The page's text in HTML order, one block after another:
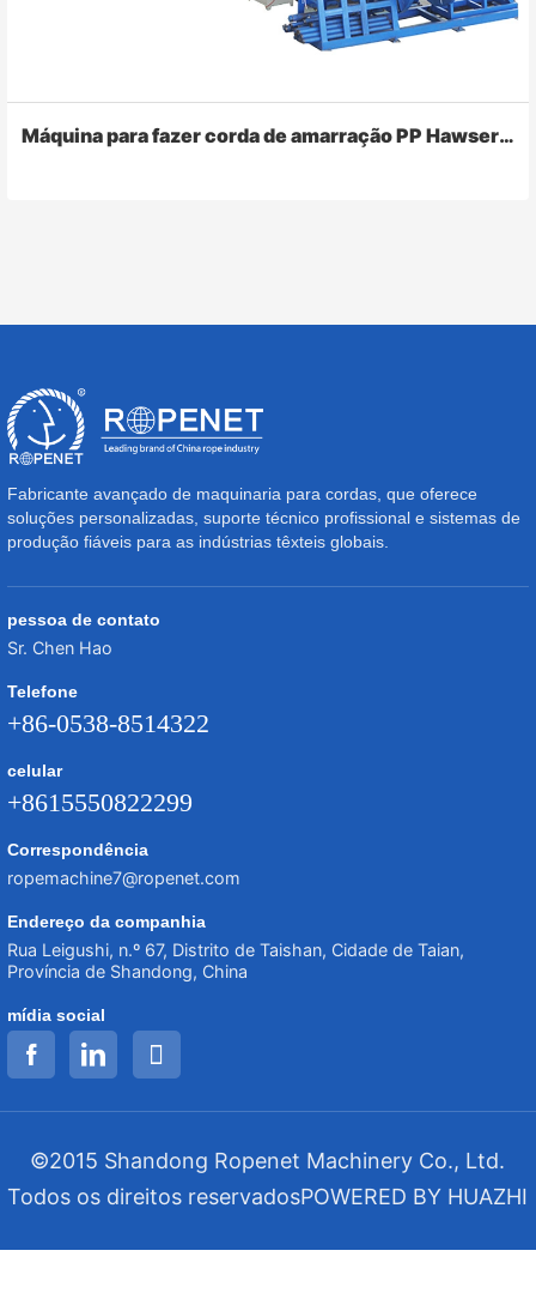
Máquina para fazer corda de amarração PP Hawser de 8 fios
Fabricante avançado de maquinaria para cordas, que oferece
soluções personalizadas, suporte técnico profissional e sistemas de
produção fiáveis para as indústrias têxteis globais.
pessoa de contato
Sr. Chen Hao
Telefone
+86-0538-8514322
celular
+8615550822299
Correspondência
ropemachine7@ropenet.com
Endereço da companhia
Rua Leigushi, n.º 67, Distrito de Taishan, Cidade de Taian,
Província de Shandong, China
mídia social
©2015 Shandong Ropenet Machinery Co., Ltd.
Todos os direitos reservadosPOWERED BY HUAZHI